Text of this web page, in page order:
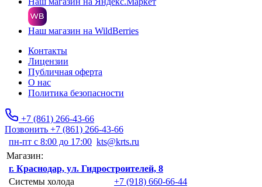
Наш магазин на WildBerries
Контакты
Лицензии
Публичная оферта
О нас
Политика безопасности
+7 (861) 266-43-66
Позвонить +7 (861) 266-43-66
пн-пт с 8:00 до 17:00 kts@krts.ru
Магазин:
г. Краснодар, ул. Гидростроителей, 8
Системы холода
+7 (918) 660-66-44